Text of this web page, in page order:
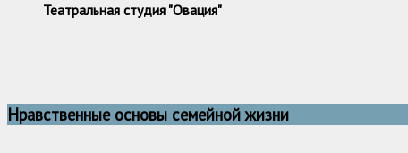
Театральная студия "Овация"
Нравственные основы семейной жизни